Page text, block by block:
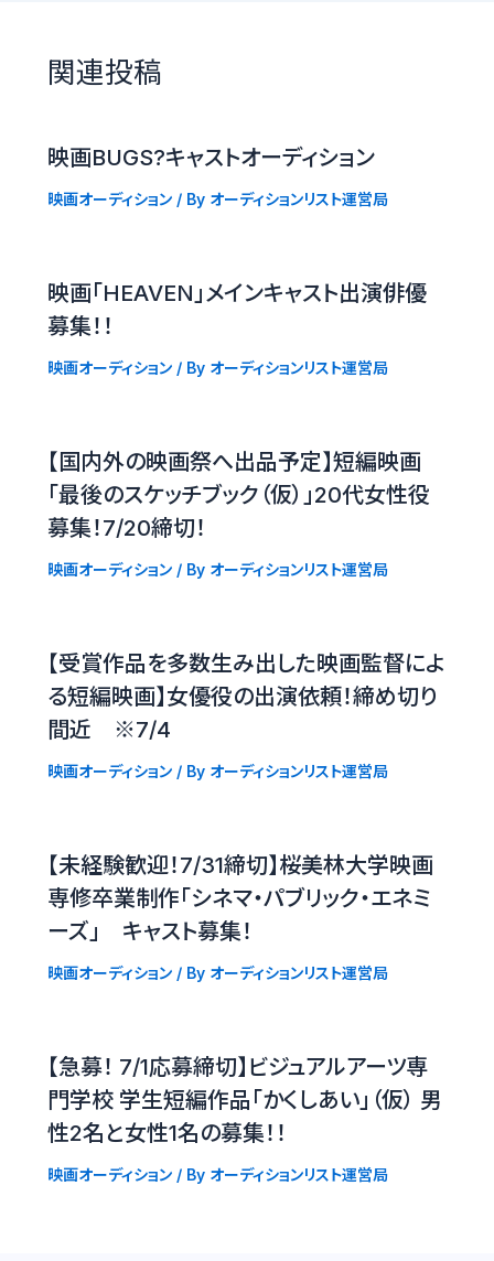
関連投稿
映画BUGS?キャストオーディション
映画オーディション/ By オーディションリスト運営局
映画「HEAVEN」メインキャスト出演俳優
募集！！
映画オーディション/ By オーディションリスト運営局
【国内外の映画祭へ出品予定】短編映画
「最後のスケッチブック（仮）」20代女性役
募集！7/20締切！
映画オーディション/ By オーディションリスト運営局
【受賞作品を多数生み出した映画監督によ
る短編映画】女優役の出演依頼！締め切り
間近 ※7/4
映画オーディション/ By オーディションリスト運営局
【未経験歓迎！7/31締切】桜美林大学映画
専修卒業制作「シネマ・パブリック・エネミ
ーズ」 キャスト募集！
映画オーディション/ By オーディションリスト運営局
【急募！ 7/1応募締切】ビジュアルアーツ専
門学校 学生短編作品「かくしあい」（仮） 男
性2名と女性1名の募集！！
映画オーディション/ By オーディションリスト運営局